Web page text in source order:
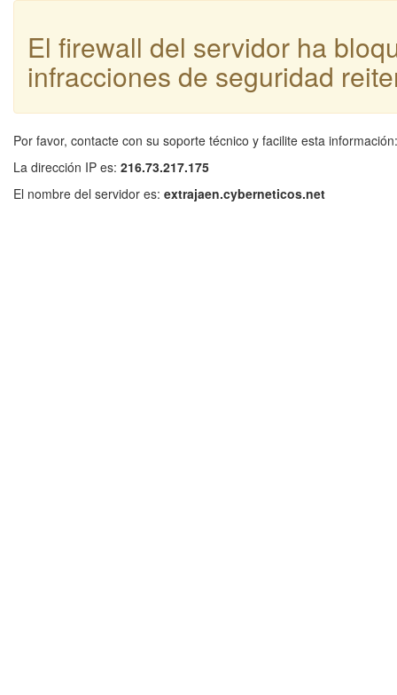
El firewall del servidor ha
infracciones de seguridad
Por favor, contacte con su soporte técnico y facilite esta información:
La dirección IP es: 216.73.217.175
El nombre del servidor es: extrajaen.cyberneticos.net